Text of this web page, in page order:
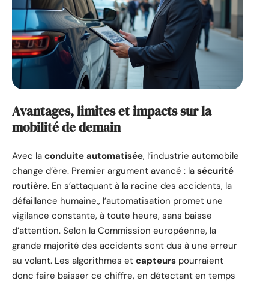
Avantages, limites et impacts sur la
mobilité de demain
Avec la conduite automatisée, l’industrie automobile
change d’ère. Premier argument avancé : la sécurité
routière. En s’attaquant à la racine des accidents, la
défaillance humaine,, l’automatisation promet une
vigilance constante, à toute heure, sans baisse
d’attention. Selon la Commission européenne, la
grande majorité des accidents sont dus à une erreur
au volant. Les algorithmes et capteurs pourraient
donc faire baisser ce chiffre, en détectant en temps